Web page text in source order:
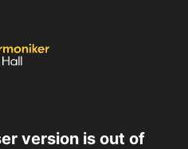
version is out of